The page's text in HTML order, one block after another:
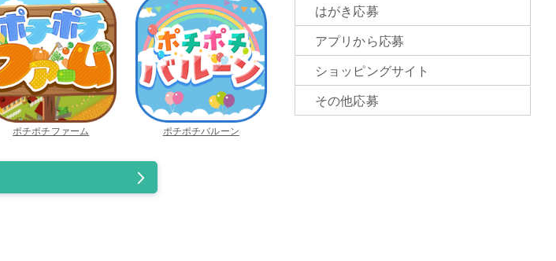
ポチポチファーム ポチポチバルーン
はがき応募
アプリから応募
ショッピングサイト
その他応募